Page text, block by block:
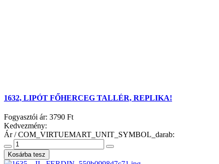
1632, LIPÓT FŐHERCEG TALLÉR, REPLIKA!
Fogyasztói ár: 3790 Ft
Kedvezmény:
Ár / COM_VIRTUEMART_UNIT_SYMBOL_darab: